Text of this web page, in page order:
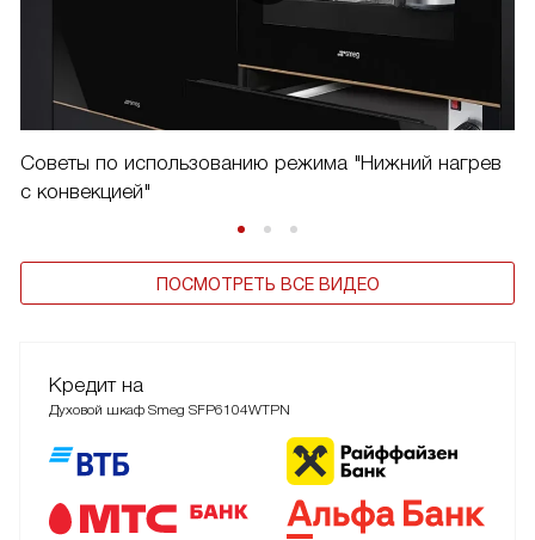
Советы по использованию режима "Нижний нагрев
с конвекцией"
ПОСМОТРЕТЬ ВСЕ ВИДЕО
Кредит на
Духовой шкаф Smeg SFP6104WTPN